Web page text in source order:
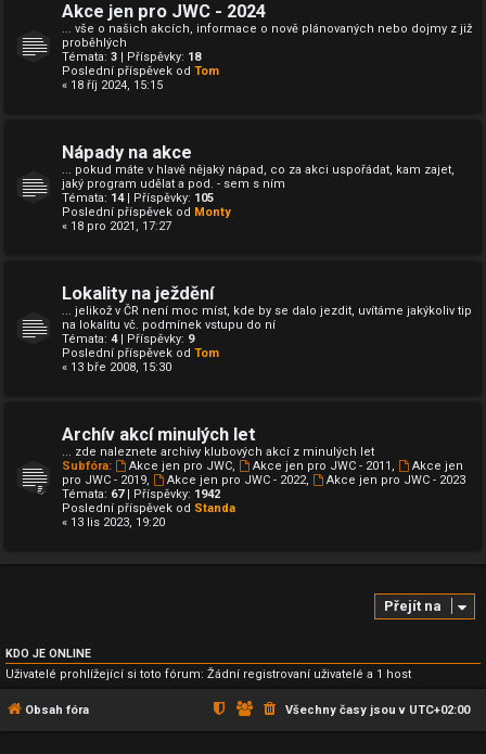
Akce jen pro JWC - 2024
... vše o našich akcích, informace o nově plánovaných nebo dojmy z již
proběhlých
Témata: 3 | Příspěvky: 18
Poslední příspěvek od Tom
« 18 říj 2024, 15:15
Nápady na akce
... pokud máte v hlavě nějaký nápad, co za akci uspořádat, kam zajet,
jaký program udělat a pod. - sem s ním
Témata: 14| Příspěvky: 105
Poslední příspěvek od Monty
« 18 pro 2021, 17:27
Lokality na ježdění
... jelikož v ČR není moc míst, kde by se dalo jezdit, uvítáme jakýkoliv tip
na lokalitu vč. podmínek vstupu do ní
Témata: 4| Příspěvky: 9
Poslední příspěvek od Tom
« 13 bře 2008, 15:30
Archív akcí minulých let
... zde naleznete archívy klubových akcí z minulých let
Subfóra:
Akce jen pro JWC, Akce jen pro JWC - 2011 ,
Akce jen
pro JWC - 2019, Akce jen pro JWC - 2022,
Akce jen pro JWC - 2023
Témata: 67| Příspěvky: 1942
Poslední příspěvek od Standa
« 13 lis 2023, 19:20
Přejít na
KDO JE ONLINE
Uživatelé prohlížející si toto fórum: Žádní registrovaní uživatelé a 1 host
Obsah fóra Všechny časy jsou v UTC+02:00